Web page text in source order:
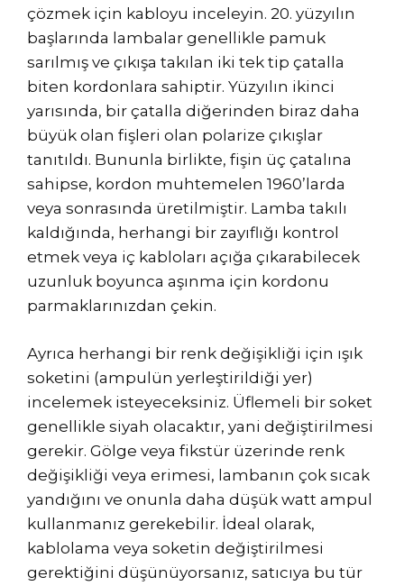
çözmek için kabloyu inceleyin. 20. yüzyılın
başlarında lambalar genellikle pamuk
sarılmış ve çıkışa takılan iki tek tip çatalla
biten kordonlara sahiptir. Yüzyılın ikinci
yarısında, bir çatalla diğerinden biraz daha
büyük olan fişleri olan polarize çıkışlar
tanıtıldı. Bununla birlikte, fişin üç çatalına
sahipse, kordon muhtemelen 1960’larda
veya sonrasında üretilmiştir. Lamba takılı
kaldığında, herhangi bir zayıflığı kontrol
etmek veya iç kabloları açığa çıkarabilecek
uzunluk boyunca aşınma için kordonu
parmaklarınızdan çekin.
Ayrıca herhangi bir renk değişikliği için ışık
soketini (ampulün yerleştirildiği yer)
incelemek isteyeceksiniz. Üflemeli bir soket
genellikle siyah olacaktır, yani değiştirilmesi
gerekir. Gölge veya fikstür üzerinde renk
değişikliği veya erimesi, lambanın çok sıcak
yandığını ve onunla daha düşük watt ampul
kullanmanız gerekebilir. İdeal olarak,
kablolama veya soketin değiştirilmesi
gerektiğini düşünüyorsanız, satıcıya bu tür